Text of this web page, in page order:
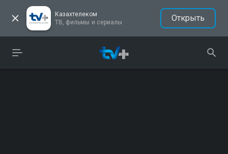
Казахтелеком
ТВ, фильмы и сериалы
Открыть